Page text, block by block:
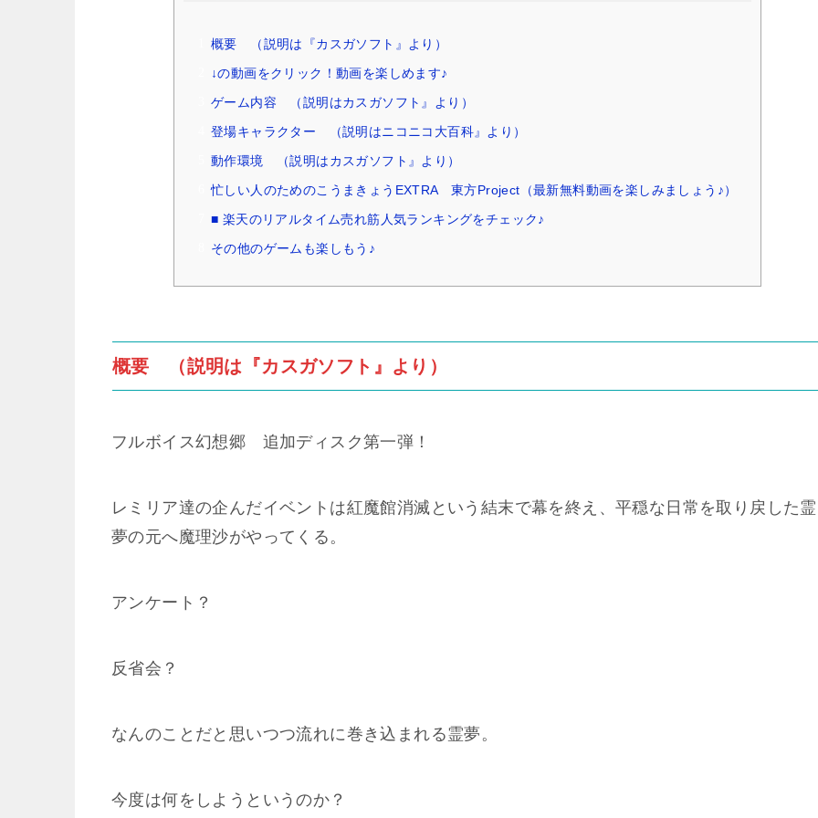
概要 （説明は『カスガソフト』より）
↓の動画をクリック！動画を楽しめます♪
ゲーム内容 （説明はカスガソフト』より）
登場キャラクター （説明はニコニコ大百科』より）
動作環境 （説明はカスガソフト』より）
忙しい人のためのこうまきょうEXTRA 東方Project（最新無料動画を楽しみましょう♪）
■ 楽天のリアルタイム売れ筋人気ランキングをチェック♪
その他のゲームも楽しもう♪
概要 （説明は『カスガソフト』より）
フルボイス幻想郷 追加ディスク第一弾！
レミリア達の企んだイベントは紅魔館消滅という結末で幕を終え、平穏な日常を取り戻した霊
夢の元へ魔理沙がやってくる。
アンケート？
反省会？
なんのことだと思いつつ流れに巻き込まれる霊夢。
今度は何をしようというのか？